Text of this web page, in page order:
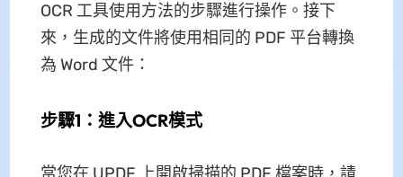
OCR 工具使用方法的步驟進行操作。接下
來，生成的文件將使用相同的 PDF 平台轉換
為 Word 文件：
步驟1：進入OCR模式